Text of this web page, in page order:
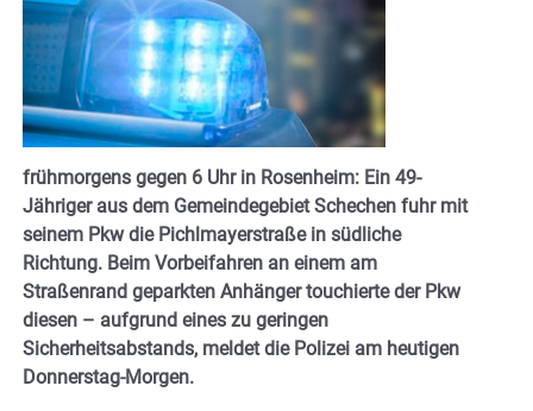
frühmorgens gegen 6 Uhr in Rosenheim: Ein 49-
Jähriger aus dem Gemeindegebiet Schechen fuhr mit
seinem Pkw die Pichlmayerstraße in südliche
Richtung. Beim Vorbeifahren an einem am
Straßenrand geparkten Anhänger touchierte der Pkw
diesen – aufgrund eines zu geringen
Sicherheitsabstands, meldet die Polizei am heutigen
Donnerstag-Morgen.